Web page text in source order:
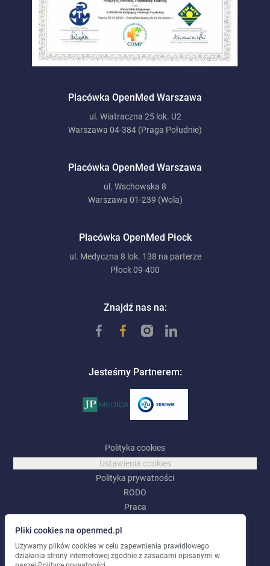
Placówka OpenMed Warszawa
ul. Wiatraczna 25 lok. U2
Warszawa 04-384 (Praga Południe)
Placówka OpenMed Warszawa
ul. Wschowska 8
Warszawa 01-239 (Wola)
Placówka OpenMed Płock
ul. Medyczna 8 lok. 138 na parterze
Płock 09-400
Znajdź nas na:
Jesteśmy Partnerem:
Polityka cookies
Ustawienia cookies
Polityka prywatności
RODO
Praca
2026OpenMed |
OpenMed Centrum Medyczne Sp. z o.o.
Wszelkie prawa zastrzeżone.
Pliki cookies na openmed.pl
Używamy plików cookies w celu zapewnienia prawidłowego
działania strony internetowej zgodnie z zasadami opisanymi w